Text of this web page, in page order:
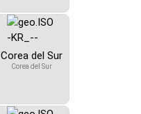
Corea del Sur
Corea del Sur